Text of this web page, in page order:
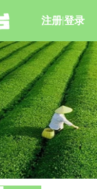
注册 |登录